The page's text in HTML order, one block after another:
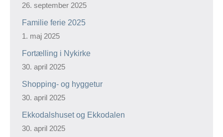
26. september 2025
Familie ferie 2025
1. maj 2025
Fortælling i Nykirke
30. april 2025
Shopping- og hyggetur
30. april 2025
Ekkodalshuset og Ekkodalen
30. april 2025